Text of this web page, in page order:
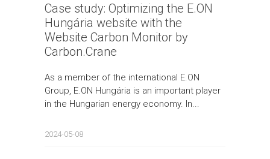
Case study: Optimizing the E.ON
Hungária website with the
Website Carbon Monitor by
Carbon.Crane
As a member of the international E.ON
Group, E.ON Hungária is an important player
in the Hungarian energy economy. In...
2024-05-08